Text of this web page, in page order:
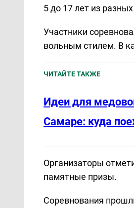
5 до 17 лет из
Участники
вольным стилем. В
ЧИТАЙТЕ ТАКЖЕ
Идеи для
Самаре: куда
Организаторы
памятные призы.
Соревнования